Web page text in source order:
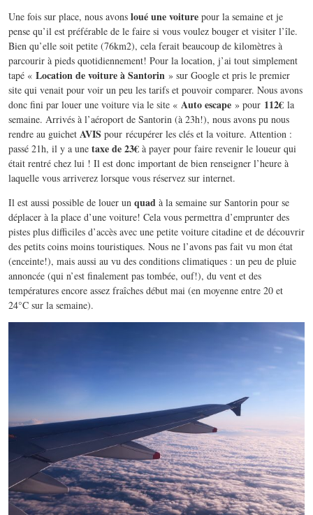
Une fois sur place, nous avons loué une voiture pour la semaine et je
pense qu’il est préférable de le faire si vous voulez bouger et visiter l’île.
Bien qu’elle soit petite (76km2), cela ferait beaucoup de kilomètres à
parcourir à pieds quotidiennement! Pour la location, j’ai tout simplement
tapé « Location de voiture à Santorin » sur Google et pris le premier
site qui venait pour voir un peu les tarifs et pouvoir comparer. Nous avons
donc fini par louer une voiture via le site « Auto escape » pour 112€ la
semaine. Arrivés à l’aéroport de Santorin (à 23h!), nous avons pu nous
rendre au guichet AVIS pour récupérer les clés et la voiture. Attention :
passé 21h, il y a une taxe de 23€ à payer pour faire revenir le loueur qui
était rentré chez lui ! Il est donc important de bien renseigner l’heure à
laquelle vous arriverez lorsque vous réservez sur internet.
Il est aussi possible de louer un quad à la semaine sur Santorin pour se
déplacer à la place d’une voiture! Cela vous permettra d’emprunter des
pistes plus difficiles d’accès avec une petite voiture citadine et de découvrir
des petits coins moins touristiques. Nous ne l’avons pas fait vu mon état
(enceinte!), mais aussi au vu des conditions climatiques : un peu de pluie
annoncée (qui n’est finalement pas tombée, ouf!), du vent et des
températures encore assez fraîches début mai (en moyenne entre 20 et
24°C sur la semaine).